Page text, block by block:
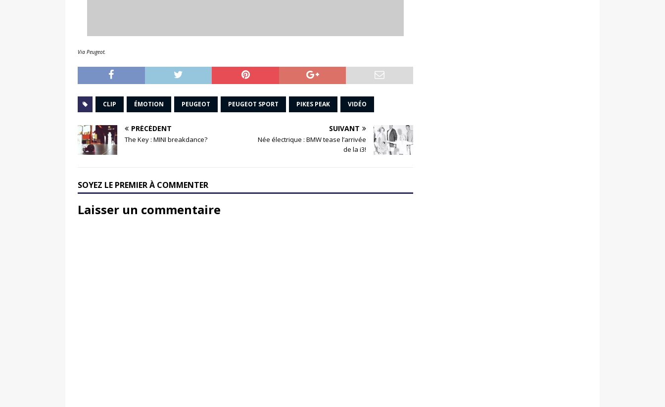
Via Peugeot.
CLIP ÉMOTION PEUGEOT PEUGEOT SPORT PIKES PEAK VIDÉO
PRÉCÉDENT
The Key : MINI breakdance?
SUIVANT
Née électrique : BMW tease l’arrivée
de la i3!
SOYEZ LE PREMIER À COMMENTER
Laisser un commentaire